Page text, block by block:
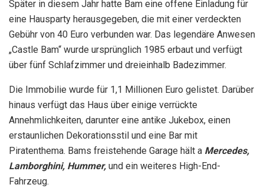
Später in diesem Jahr hatte Bam eine offene Einladung für
eine Hausparty herausgegeben, die mit einer verdeckten
Gebühr von 40 Euro verbunden war. Das legendäre Anwesen
„Castle Bam“ wurde ursprünglich 1985 erbaut und verfügt
über fünf Schlafzimmer und dreieinhalb Badezimmer.
Die Immobilie wurde für 1,1 Millionen Euro gelistet. Darüber
hinaus verfügt das Haus über einige verrückte
Annehmlichkeiten, darunter eine antike Jukebox, einen
erstaunlichen Dekorationsstil und eine Bar mit
Piratenthema. Bams freistehende Garage hält a Mercedes,
Lamborghini, Hummer, und ein weiteres High-End-
Fahrzeug.